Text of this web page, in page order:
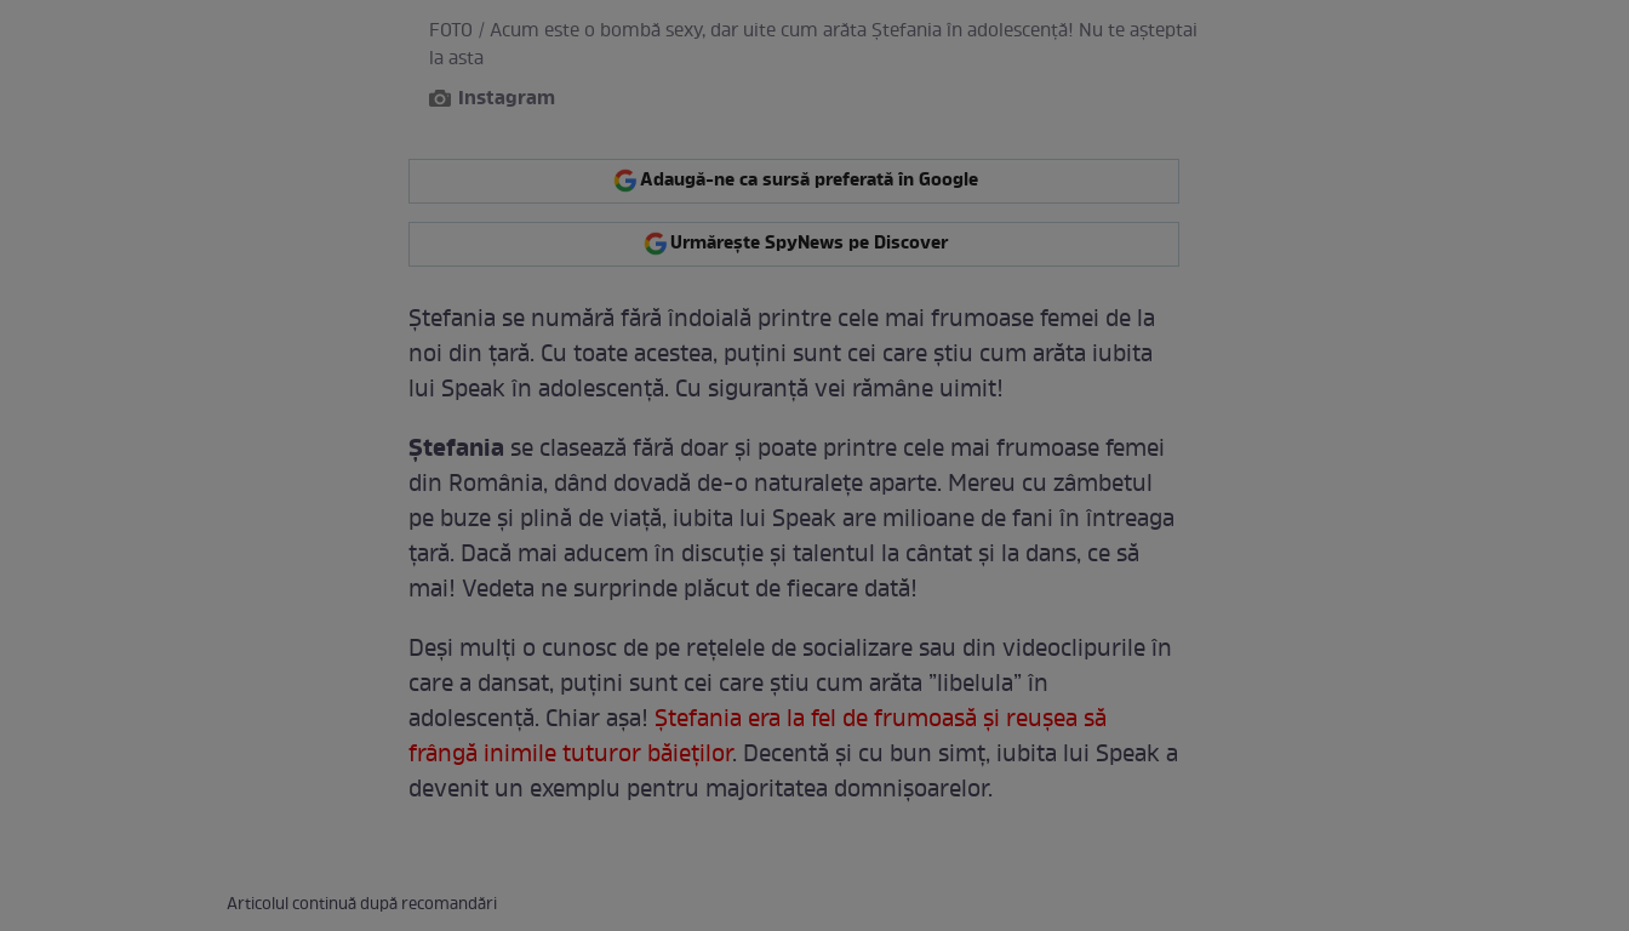
FOTO / Acum este o bombă sexy, dar uite cum arăta Ștefania în adolescență! Nu te așteptai
la asta
Instagram
Adaugă-ne ca sursă preferată în Google
Urmărește SpyNews pe Discover
Ștefania se numără fără îndoială printre cele mai frumoase femei de la
noi din țară. Cu toate acestea, puțini sunt cei care știu cum arăta iubita
lui Speak în adolescență. Cu siguranță vei rămâne uimit!
Ștefania se clasează fără doar și poate printre cele mai frumoase femei
din România, dând dovadă de-o naturalețe aparte. Mereu cu zâmbetul
pe buze și plină de viață, iubita lui Speak are milioane de fani în întreaga
țară. Dacă mai aducem în discuție și talentul la cântat și la dans, ce să
mai! Vedeta ne surprinde plăcut de fiecare dată!
Deși mulți o cunosc de pe rețelele de socializare sau din videoclipurile în
care a dansat, puțini sunt cei care știu cum arăta ”libelula” în
adolescență. Chiar așa! Ștefania era la fel de frumoasă și reușea să
frângă inimile tuturor băieților. Decentă și cu bun simț, iubita lui Speak a
devenit un exemplu pentru majoritatea domnișoarelor.
Articolul continuă după recomandări